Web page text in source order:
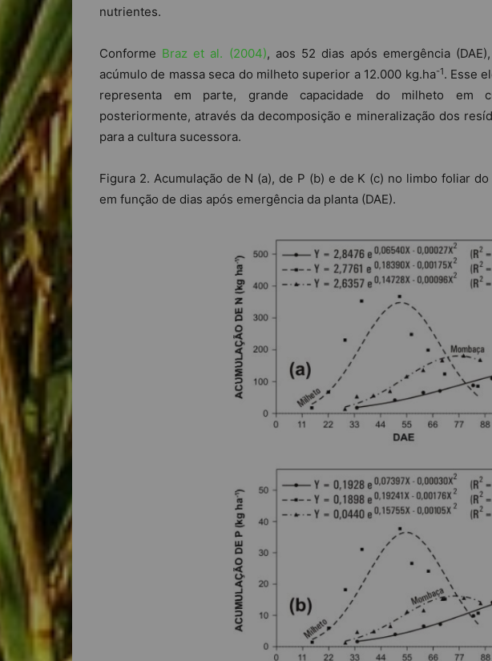
nutrientes.
Conforme Braz et al. (2004), aos 52 dias após emergência
acúmulo de massa seca do milheto superior a 12.000 kg.ha-1. Esse
representa em parte, grande capacidade do milheto em
posteriormente, através da decomposição e mineralização dos
para a cultura sucessora.
Figura 2. Acumulação de N (a), de P (b) e de K (c) no limbo foliar
em função de dias após emergência da planta (DAE).